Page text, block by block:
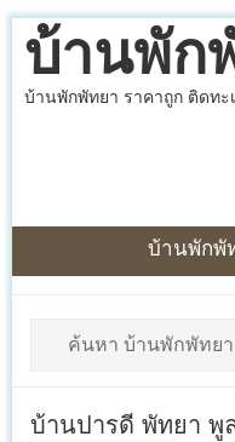
บ้านพัก
บ้านพักพัทยา ราคาถูก ติดทะ
บ้านพักพั
บ้านปารดี พัทยา พู